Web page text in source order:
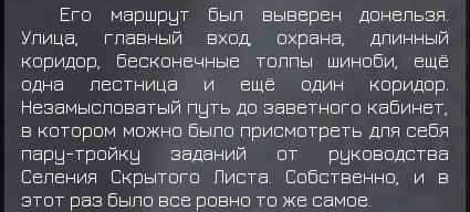
Его маршрут был выверен донельзя.
Улица, главный вход, охрана, длинный
коридор, бесконечные толпы шиноби, ещё
одна лестница и ещё один коридор.
Незамысловатый путь до заветного кабинет,
в котором можно было присмотреть для себя
пару-тройку заданий от руководства
Селения Скрытого Листа. Собственно, и в
этот раз было все ровно то же самое.